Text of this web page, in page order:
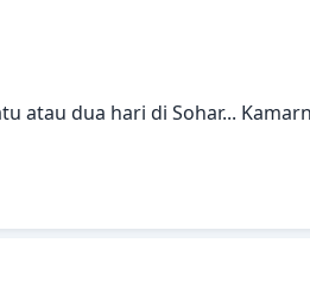
atau dua hari di Sohar...